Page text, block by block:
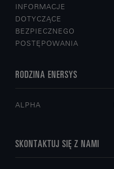
INFORMACJE
DOTYCZĄCE
BEZPIECZNEGO
POSTĘPOWANIA
RODZINA ENERSYS
ALPHA
SKONTAKTUJ SIĘ Z NAMI